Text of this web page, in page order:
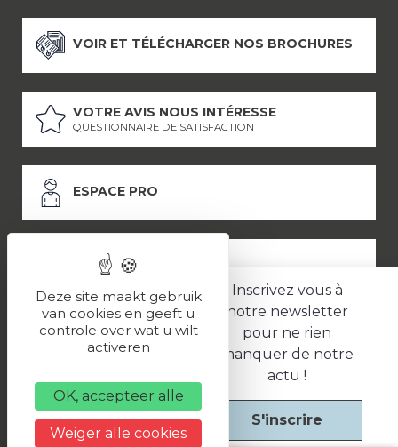
Inscrivez vous à
notre newsletter
pour ne rien
manquer de notre
actu !
S'inscrire
VOIR ET TÉLÉCHARGER NOS BROCHURES
VOTRE AVIS NOUS INTÉRESSE
QUESTIONNAIRE DE SATISFACTION
ESPACE PRO
ESPACE PRESSE
LES PARTENAIRES
Politique de confidentialité
Une réalisation
Deze site maakt gebruik
van cookies en geeft u
controle over wat u wilt
activeren
OK, accepteer alle
Weiger alle cookies